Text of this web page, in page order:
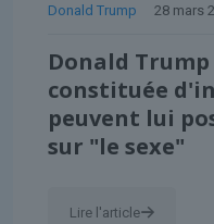
Donald Trump 28 mars
Donald
constituée
peuvent lui
sur "le sexe"
Lire l'article